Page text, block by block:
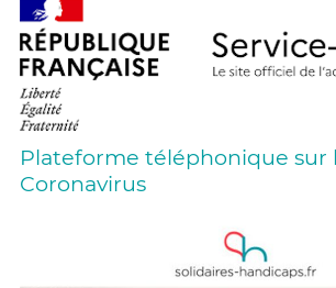
Plateforme téléphonique sur
Coronavirus